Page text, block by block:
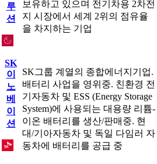
루
션
보유하고 있으며 전기차용 2차전
지 시장에서 세계 2위의 점유율
을 차지하는 기업
SK
이
노
베
이
션
SK그룹 계열의 종합에너지기업.
배터리 사업을 영위중. 친환경 전
기자동차 및 ESS (Energy Storage
System)에 사용되는 대용량 리튬-
이온 배터리를 생산/판매중. 현
대/기아자동차 및 독일 다임러 자
동차에 배터리를 공급 중